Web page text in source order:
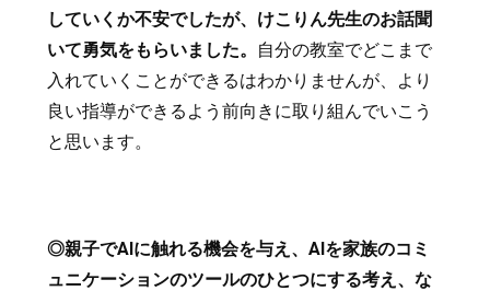
していくか不安でしたが、けこりん先生のお話聞
いて勇気をもらいました。
自分の教室でどこまで
入れていくことができるはわかりませんが、より
良い指導ができるよう前向きに取り組んでいこう
と思います。
◎親子でAIに触れる機会を与え、AIを家族のコミ
ュニケーションのツールのひとつにする考え、な